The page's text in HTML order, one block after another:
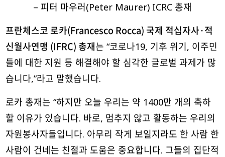
– 피터 마우러(Peter Maurer) ICRC 총재
프란체스코 로카(Francesco Rocca) 국제 적십자사·적
신월사연맹 (IFRC) 총재는 “코로나19, 기후 위기, 이주민
들에 대한 지원 등 해결해야 할 심각한 글로벌 과제가 많
습니다,”라고 말했습니다.
로카 총재는 “하지만 오늘 우리는 약 1400만 개의 축하
할 이유가 있습니다. 바로, 멈추지 않고 활동하는 우리의
자원봉사자들입니다. 아무리 작게 보일지라도 한 사람 한
사람이 건네는 친절과 도움은 중요합니다. 그들의 집단적